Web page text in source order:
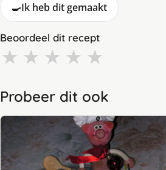
🍳Ik heb dit gemaakt
Beoordeel dit recept
★ ★ ★ ★ ★
Probeer dit ook